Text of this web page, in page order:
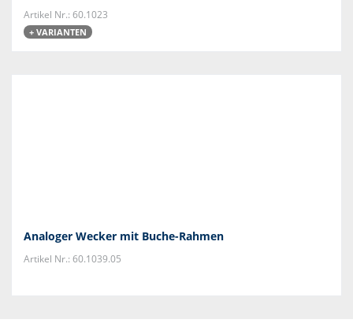
Artikel Nr.: 60.1023
+ VARIANTEN
Analoger Wecker mit Buche-Rahmen
Artikel Nr.: 60.1039.05